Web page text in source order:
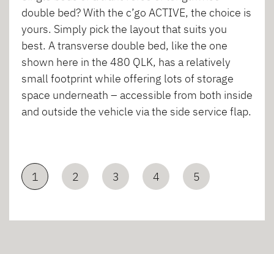
double bed? With the c’go ACTIVE, the choice is
yours. Simply pick the layout that suits you
best. A transverse double bed, like the one
shown here in the 480 QLK, has a relatively
small footprint while offering lots of storage
space underneath – accessible from both inside
and outside the vehicle via the side service flap.
1 2 3 4 5